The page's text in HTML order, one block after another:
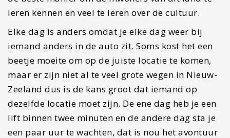
reizen.
Het is een avontuur en elke dag is anders.
Het kan soms even duren voordat je een lift
gevonden hebt.
Veel mensen twijfelen over de veiligheid van liften,